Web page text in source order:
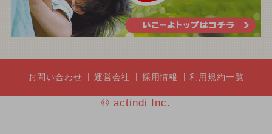
お問い合わせ 運営会社 採用情報 利用規約一覧
© actindi Inc.